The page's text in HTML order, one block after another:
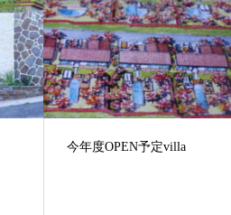
今年度OPEN予定villa